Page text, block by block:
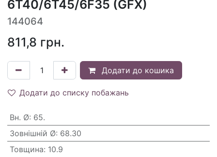
6T40/6T45/6F35 (GFX)
144064
811,8 грн.
Додати до кошика
Додати до списку побажань
Вн. Ø: 65.
Зовнішній Ø: 68.30
Товщина: 10.9